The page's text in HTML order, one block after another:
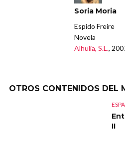
Soria Moria
Espido Freire
Novela
Alhulia, S.L.,
OTROS CONTENIDOS DEL
II